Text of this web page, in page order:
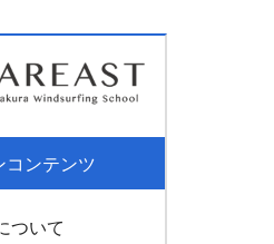
コンテンツ
ついて